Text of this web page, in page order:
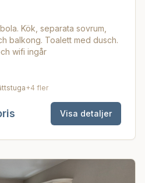
Kök, separata sovrum,
balkong. Toalett med dusch.
wifi ingår
+4 fler
Visa detaljer